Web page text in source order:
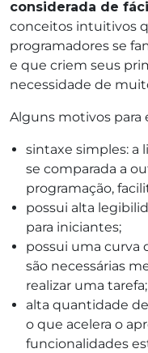
considerada de
conceitos intuitivos
programadores se
e que criem seus
necessidade de
Alguns motivos para
sintaxe simples: a
se comparada a
programação,
possui alta
para iniciantes;
possui uma curva
são necessárias
realizar uma tarefa;
alta quantidade
o que acelera o
funcionalidades